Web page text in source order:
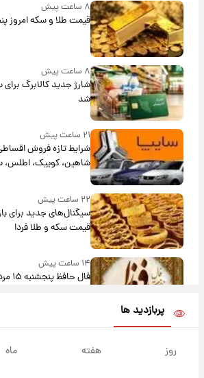
۸ ساعت پیش
قیمت طلا و سکه امروز پنجشنبه ۱۵
۸ ساعت پیش
شارژ جدید کالابرگ
شد
۲۱ ساعت پیش
شرایط تازه فروش
شاهین، کوییک، اطلس،
بلندمدت + جدول
۲۲ ساعت پیش
سیگنال‌های جدید برای
قیمت سکه و طلا فردا
۱۴ ساعت پیش
فال حافظ پنجشنبه ۱۵ مرداد ماه ۱۴۰۵
پربازدید ها
روز هفته ماه